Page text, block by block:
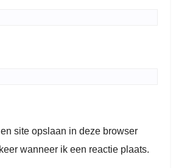
site opslaan in deze browser
wanneer ik een reactie plaats.